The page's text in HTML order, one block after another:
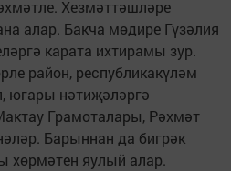
Хезмәттәшләре
алар. Бакча мөдире Гүзәлия
карата ихтирамы зур.
район, республикакүләм
югары нәтиҗәләргә
Грамоталары, Рәхмәт
Барыннан да бигрәк
хөрмәтен яулый алар.